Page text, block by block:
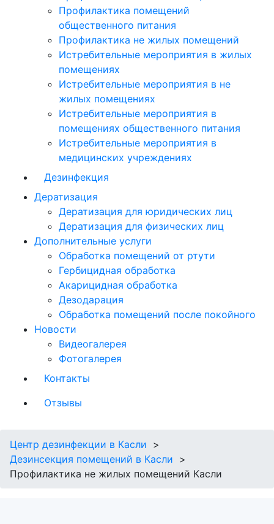
Профилактика помещений
общественного питания
Профилактика не жилых помещений
Истребительные мероприятия в жилых
помещениях
Истребительные мероприятия в не
жилых помещениях
Истребительные мероприятия в
помещениях общественного питания
Истребительные мероприятия в
медицинских учреждениях
Дезинфекция
Дератизация
Дератизация для юридических лиц
Дератизация для физических лиц
Дополнительные услуги
Обработка помещений от ртути
Гербицидная обработка
Акарицидная обработка
Дезодарация
Обработка помещений после покойного
Новости
Видеогалерея
Фотогалерея
Контакты
Отзывы
Центр дезинфекции в Касли
Дезинсекция помещений в Касли
Профилактика не жилых помещений Касли